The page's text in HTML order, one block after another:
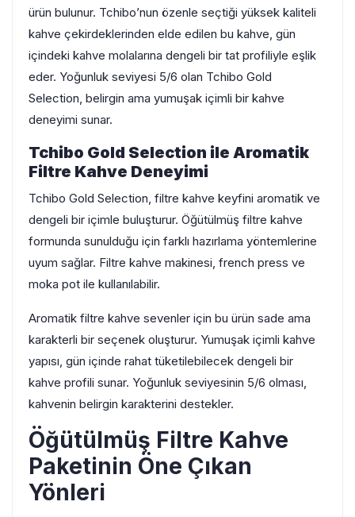
ürün bulunur. Tchibo’nun özenle seçtiği yüksek kaliteli
kahve çekirdeklerinden elde edilen bu kahve, gün
içindeki kahve molalarına dengeli bir tat profiliyle eşlik
eder. Yoğunluk seviyesi 5/6 olan Tchibo Gold
Selection, belirgin ama yumuşak içimli bir kahve
deneyimi sunar.
Tchibo Gold Selection ile Aromatik
Filtre Kahve Deneyimi
Tchibo Gold Selection, filtre kahve keyfini aromatik ve
dengeli bir içimle buluşturur. Öğütülmüş filtre kahve
formunda sunulduğu için farklı hazırlama yöntemlerine
uyum sağlar. Filtre kahve makinesi, french press ve
moka pot ile kullanılabilir.
Aromatik filtre kahve sevenler için bu ürün sade ama
karakterli bir seçenek oluşturur. Yumuşak içimli kahve
yapısı, gün içinde rahat tüketilebilecek dengeli bir
kahve profili sunar. Yoğunluk seviyesinin 5/6 olması,
kahvenin belirgin karakterini destekler.
Öğütülmüş Filtre Kahve
Paketinin Öne Çıkan
Yönleri